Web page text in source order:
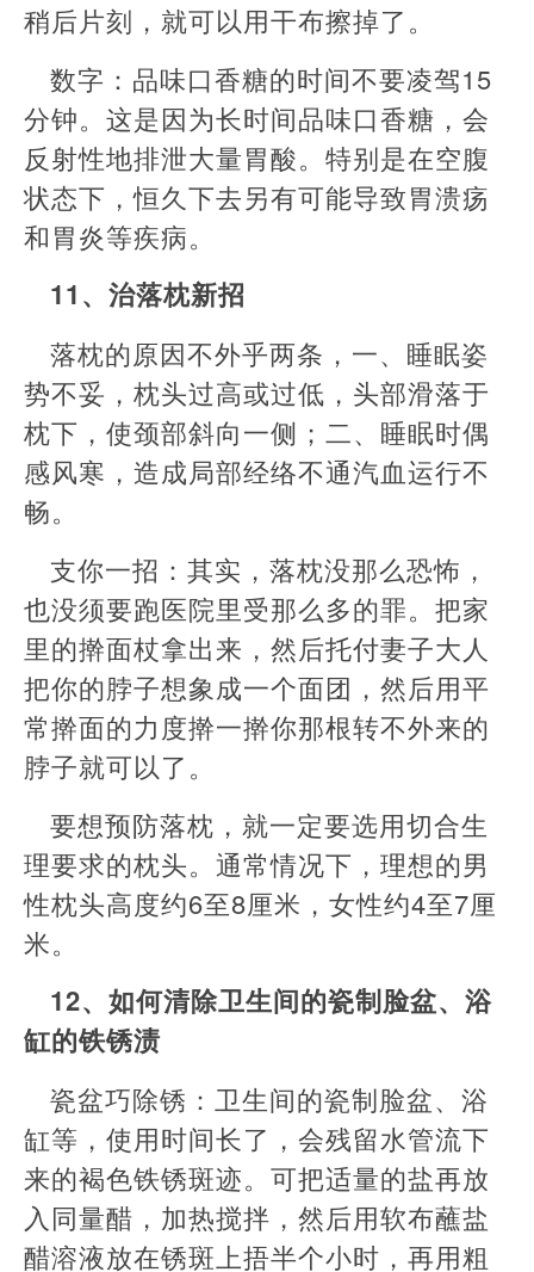
稍后片刻，就可以用干布擦掉了。
数字：品味口香糖的时间不要凌驾15
分钟。这是因为长时间品味口香糖，会
反射性地排泄大量胃酸。特别是在空腹
状态下，恒久下去另有可能导致胃溃疡
和胃炎等疾病。
11、治落枕新招
落枕的原因不外乎两条，一、睡眠姿
势不妥，枕头过高或过低，头部滑落于
枕下，使颈部斜向一侧；二、睡眠时偶
感风寒，造成局部经络不通汽血运行不
畅。
支你一招：其实，落枕没那么恐怖，
也没须要跑医院里受那么多的罪。把家
里的擀面杖拿出来，然后托付妻子大人
把你的脖子想象成一个面团，然后用平
常擀面的力度擀一擀你那根转不外来的
脖子就可以了。
要想预防落枕，就一定要选用切合生
理要求的枕头。通常情况下，理想的男
性枕头高度约6至8厘米，女性约4至7厘
米。
12、如何清除卫生间的瓷制脸盆、浴
缸的铁锈渍
瓷盆巧除锈：卫生间的瓷制脸盆、浴
缸等，使用时间长了，会残留水管流下
来的褐色铁锈斑迹。可把适量的盐再放
入同量醋，加热搅拌，然后用软布蘸盐
醋溶液放在锈斑上捂半个小时，再用粗